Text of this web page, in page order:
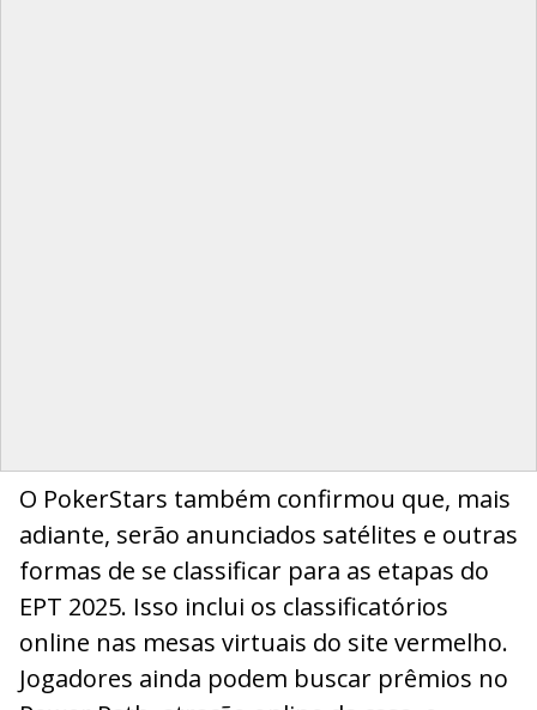
O PokerStars também confirmou que, mais
adiante, serão anunciados satélites e outras
formas de se classificar para as etapas do
EPT 2025. Isso inclui os classificatórios
online nas mesas virtuais do site vermelho.
Jogadores ainda podem buscar prêmios no